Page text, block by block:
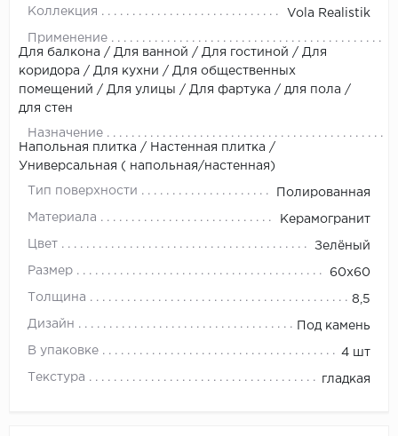
Коллекция Vola Realistik
Применение
Для балкона / Для ванной / Для гостиной / Для
коридора / Для кухни / Для общественных
помещений / Для улицы / Для фартука / для пола /
для стен
Назначение
Напольная плитка / Настенная плитка /
Универсальная ( напольная/настенная)
Тип поверхности Полированная
Материала Керамогранит
Цвет Зелёный
Размер 60x60
Толщина 8,5
Дизайн Под камень
В упаковке 4 шт
Текстура гладкая